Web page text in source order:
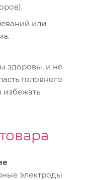
или
здоровы, и не
головного
избежать
электроды